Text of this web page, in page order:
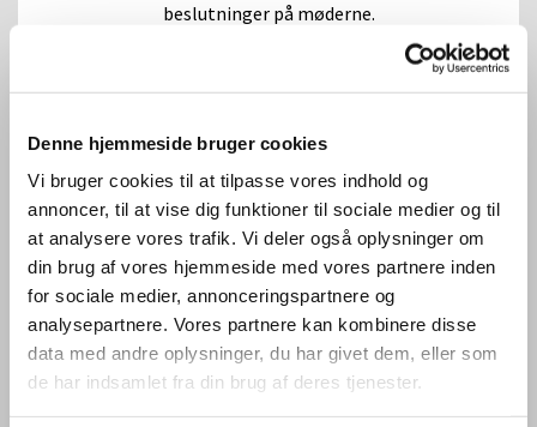
Denne hjemmeside bruger cookies
Vi bruger cookies til at tilpasse vores indhold og
annoncer, til at vise dig funktioner til sociale medier og til
at analysere vores trafik. Vi deler også oplysninger om
din brug af vores hjemmeside med vores partnere inden
for sociale medier, annonceringspartnere og
analysepartnere. Vores partnere kan kombinere disse
data med andre oplysninger, du har givet dem, eller som
de har indsamlet fra din brug af deres tjenester.
beslutninger på møderne.
Læs forretningsordenen her